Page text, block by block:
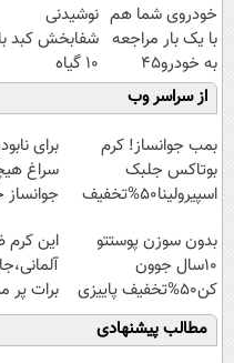
خودروی شما هم
با یک بار مراجعه
به خودرو45
فروخته خواهد
شد
نوشیدنی
شفابخش کبد با
10 گیاه
موثر(تخفیف تا
امشب)
از سراسر وب
بمب جوانساز! کرم
بوتاکس جلبک
اسپیرولینا50%تخفیف
برای
سراغ
بدون سوزن پوستتو
10سال جوون
کن50%تخفیف پاییزی
این
برات پر
تا امشب
مطالب پیشنهادی